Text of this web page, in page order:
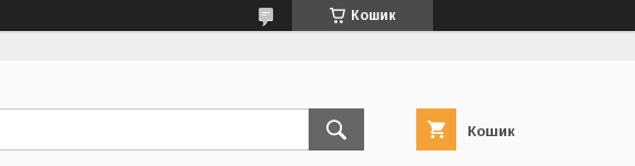
Кошик
Кошик